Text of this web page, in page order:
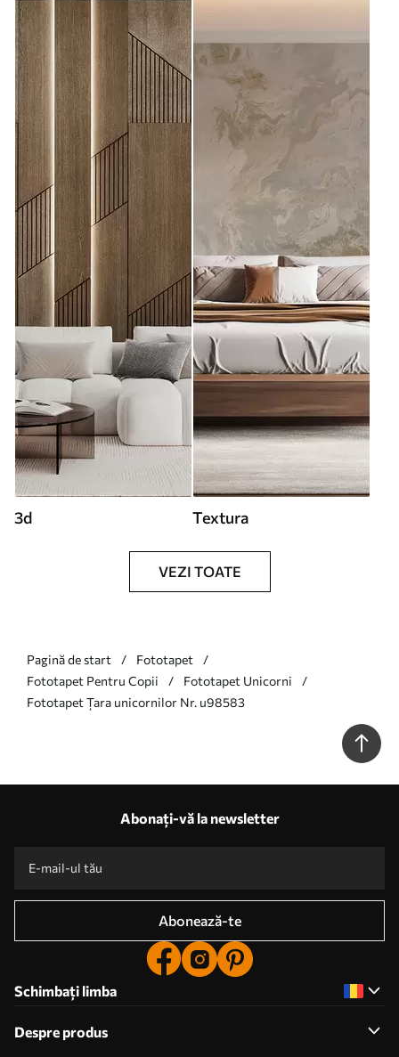
3d Textura
VEZI TOATE
Pagină de start
Fototapet
Fototapet Pentru Copii
Fototapet Unicorni
Fototapet Țara unicornilor Nr. u98583
Abonați-vă la newsletter
Abonează-te
Schimbați limba
Despre produs